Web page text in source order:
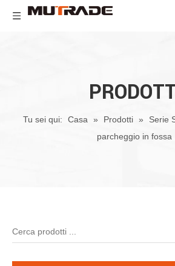
Tu sei qui: Casa » Prodotti » Serie
parcheggio in fossa